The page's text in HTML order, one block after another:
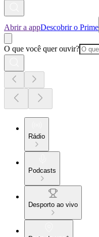
Abrir a appDescobrir o Prime
O que você quer ouvir?
Rádio
Podcasts
Desporto ao vivo